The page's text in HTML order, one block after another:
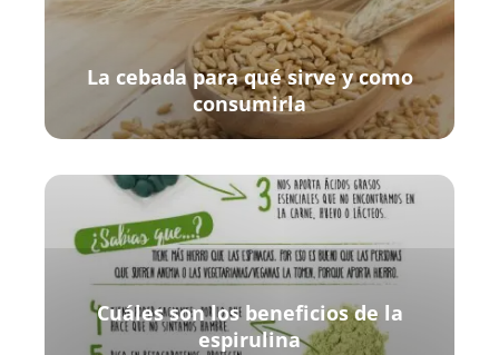
La cebada para qué sirve y como
consumirla
Cuáles son los beneficios de la
espirulina